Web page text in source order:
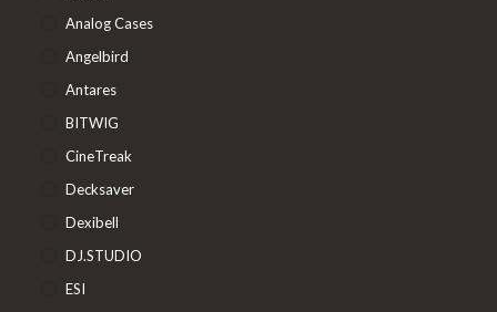
Analog Cases
Angelbird
Antares
BITWIG
CineTreak
Decksaver
Dexibell
DJ.STUDIO
ESI